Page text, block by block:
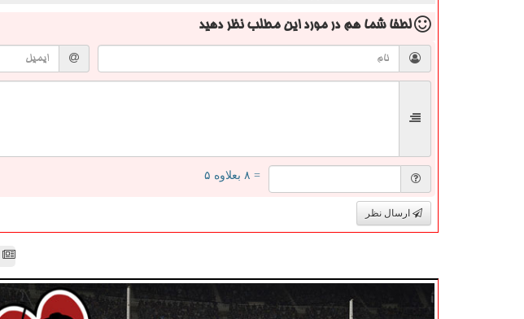
لطفا شما همدر مورد این مطلب نظر دهید
= ۸ بعلاوه ۵
ارسال نظر